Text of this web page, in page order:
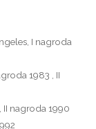
I nagroda
1983 , II
II nagroda 1990